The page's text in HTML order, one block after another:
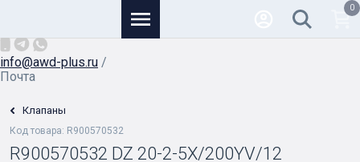
info@awd-plus.ru /
Почта
0
Клапаны
Код товара: R900570532
R900570532 DZ 20-2-5X/200YV/12